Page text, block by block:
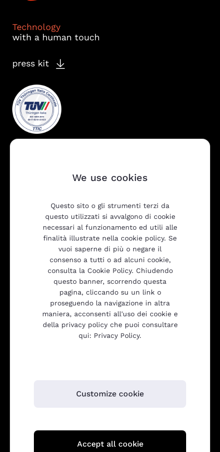
Technology
with a human touch
press kit
Gulliver srl
Gulliver s.r.l.
Via Orzinuovi, 73 - 25125 Brescia
We use cookies
Questo sito o gli strumenti terzi da
questo utilizzati si avvalgono di cookie
necessari al funzionamento ed utili alle
finalità illustrate nella cookie policy. Se
vuoi saperne di più o negare il
consenso a tutti o ad alcuni cookie,
consulta la Cookie Policy. Chiudendo
questo banner, scorrendo questa
pagina, cliccando su un link o
proseguendo la navigazione in altra
maniera, acconsenti all'uso dei cookie e
della privacy policy che puoi consultare
qui: Privacy Policy.
Customize cookie
Accept all cookie